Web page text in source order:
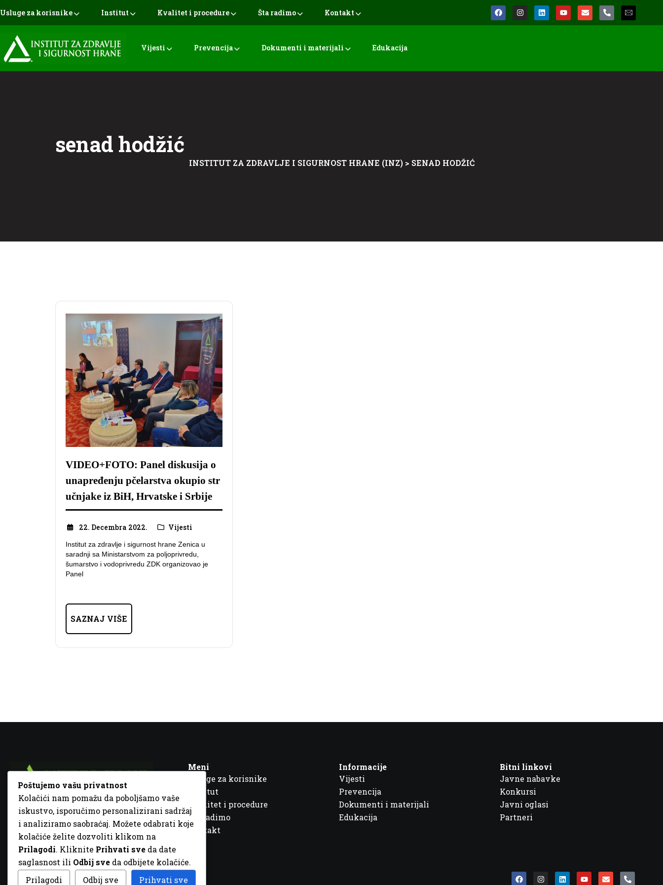
Usluge za korisnike Institut Kvalitet i procedure Šta radimo Kontakt
Vijesti Prevencija Dokumenti i materijali Edukacija
senad hodžić
INSTITUT ZA ZDRAVLJE I SIGURNOST HRANE (INZ) > SENAD HODŽIĆ
VIDEO+FOTO: Panel diskusija o
unapređenju pčelarstva okupio str
učnjake iz BiH, Hrvatske i Srbije
22. Decembra 2022. Vijesti
Institut za zdravlje i sigurnost hrane Zenica u
saradnji sa Ministarstvom za poljoprivredu,
šumarstvo i vodoprivredu ZDK organizovao je
Panel
SAZNAJ VIŠE
Fra Ivana Jukića br. 2, 72000 Zenica, BiH
+387 32 448 001
info@inz.ba
http://www.inz.ba
Meni
Usluge za korisnike
Institut
Kvalitet i procedure
Šta radimo
Kontakt
Informacije
Vijesti
Prevencija
Dokumenti i materijali
Edukacija
Bitni linkovi
Javne nabavke
Konkursi
Javni oglasi
Partneri
© 2026 Sva prava zadržana. DizajnGordonDM
Poštujemo vašu privatnost
Kolačići nam pomažu da poboljšamo vaše
iskustvo, isporučimo personalizirani sadržaj
i analiziramo saobraćaj. Možete odabrati koje
kolačiće želite dozvoliti klikom na
Prilagodi. Kliknite Prihvati sve da date
saglasnost ili Odbij sve da odbijete kolačiće.
Prilagodi
Odbij sve Prihvati sve